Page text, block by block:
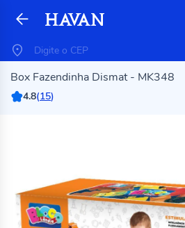
Box Fazendinha Dismat - MK348
4.8(15)